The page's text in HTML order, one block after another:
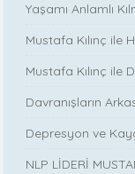
Yaşamı Anlamlı
Mustafa Kılınç ile
Mustafa Kılınç ile
Davranışların
Depresyon ve
NLP LİDERİ